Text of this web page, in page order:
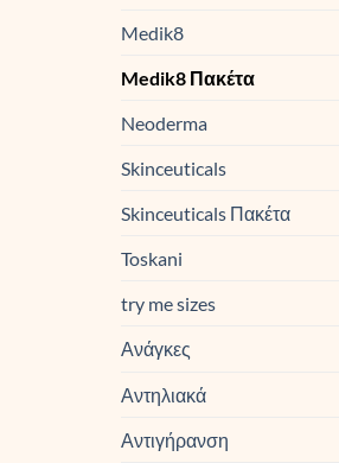
Medik8
Medik8 Πακέτα
Neoderma
Skinceuticals
Skinceuticals Πακέτα
Toskani
try me sizes
Ανάγκες
Αντηλιακά
Αντιγήρανση